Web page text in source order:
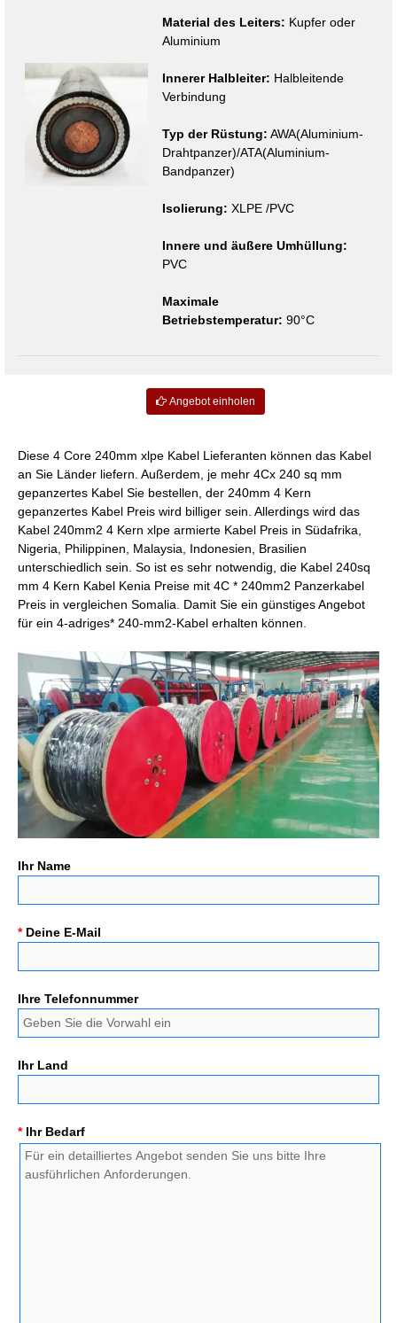
Material des Leiters: Kupfer oder
Aluminium
Innerer Halbleiter: Halbleitende
Verbindung
Typ der Rüstung: AWA(Aluminium-
Drahtpanzer)/ATA(Aluminium-
Bandpanzer)
Isolierung: XLPE /PVC
Innere und äußere Umhüllung:
PVC
Maximale
Betriebstemperatur: 90°C
Angebot einholen
Diese 4 Core 240mm xlpe Kabel Lieferanten können das Kabel
an Sie Länder liefern. Außerdem, je mehr 4Cx 240 sq mm
gepanzertes Kabel Sie bestellen, der 240mm 4 Kern
gepanzertes Kabel Preis wird billiger sein. Allerdings wird das
Kabel 240mm2 4 Kern xlpe armierte Kabel Preis in Südafrika,
Nigeria, Philippinen, Malaysia, Indonesien, Brasilien
unterschiedlich sein. So ist es sehr notwendig, die Kabel 240sq
mm 4 Kern Kabel Kenia Preise mit 4C * 240mm2 Panzerkabel
Preis in vergleichen Somalia . Damit Sie ein günstiges Angebot
für ein 4-adriges* 240-mm2-Kabel erhalten können.
Ihr Name
*Deine E-Mail
Ihre Telefonnummer
Ihr Land
*Ihr Bedarf